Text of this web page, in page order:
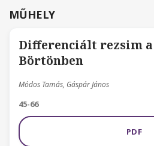
MŰHELY
Differenciált rezsim a
Börtönben
Módos Tamás, Gáspár János
45-66
PDF